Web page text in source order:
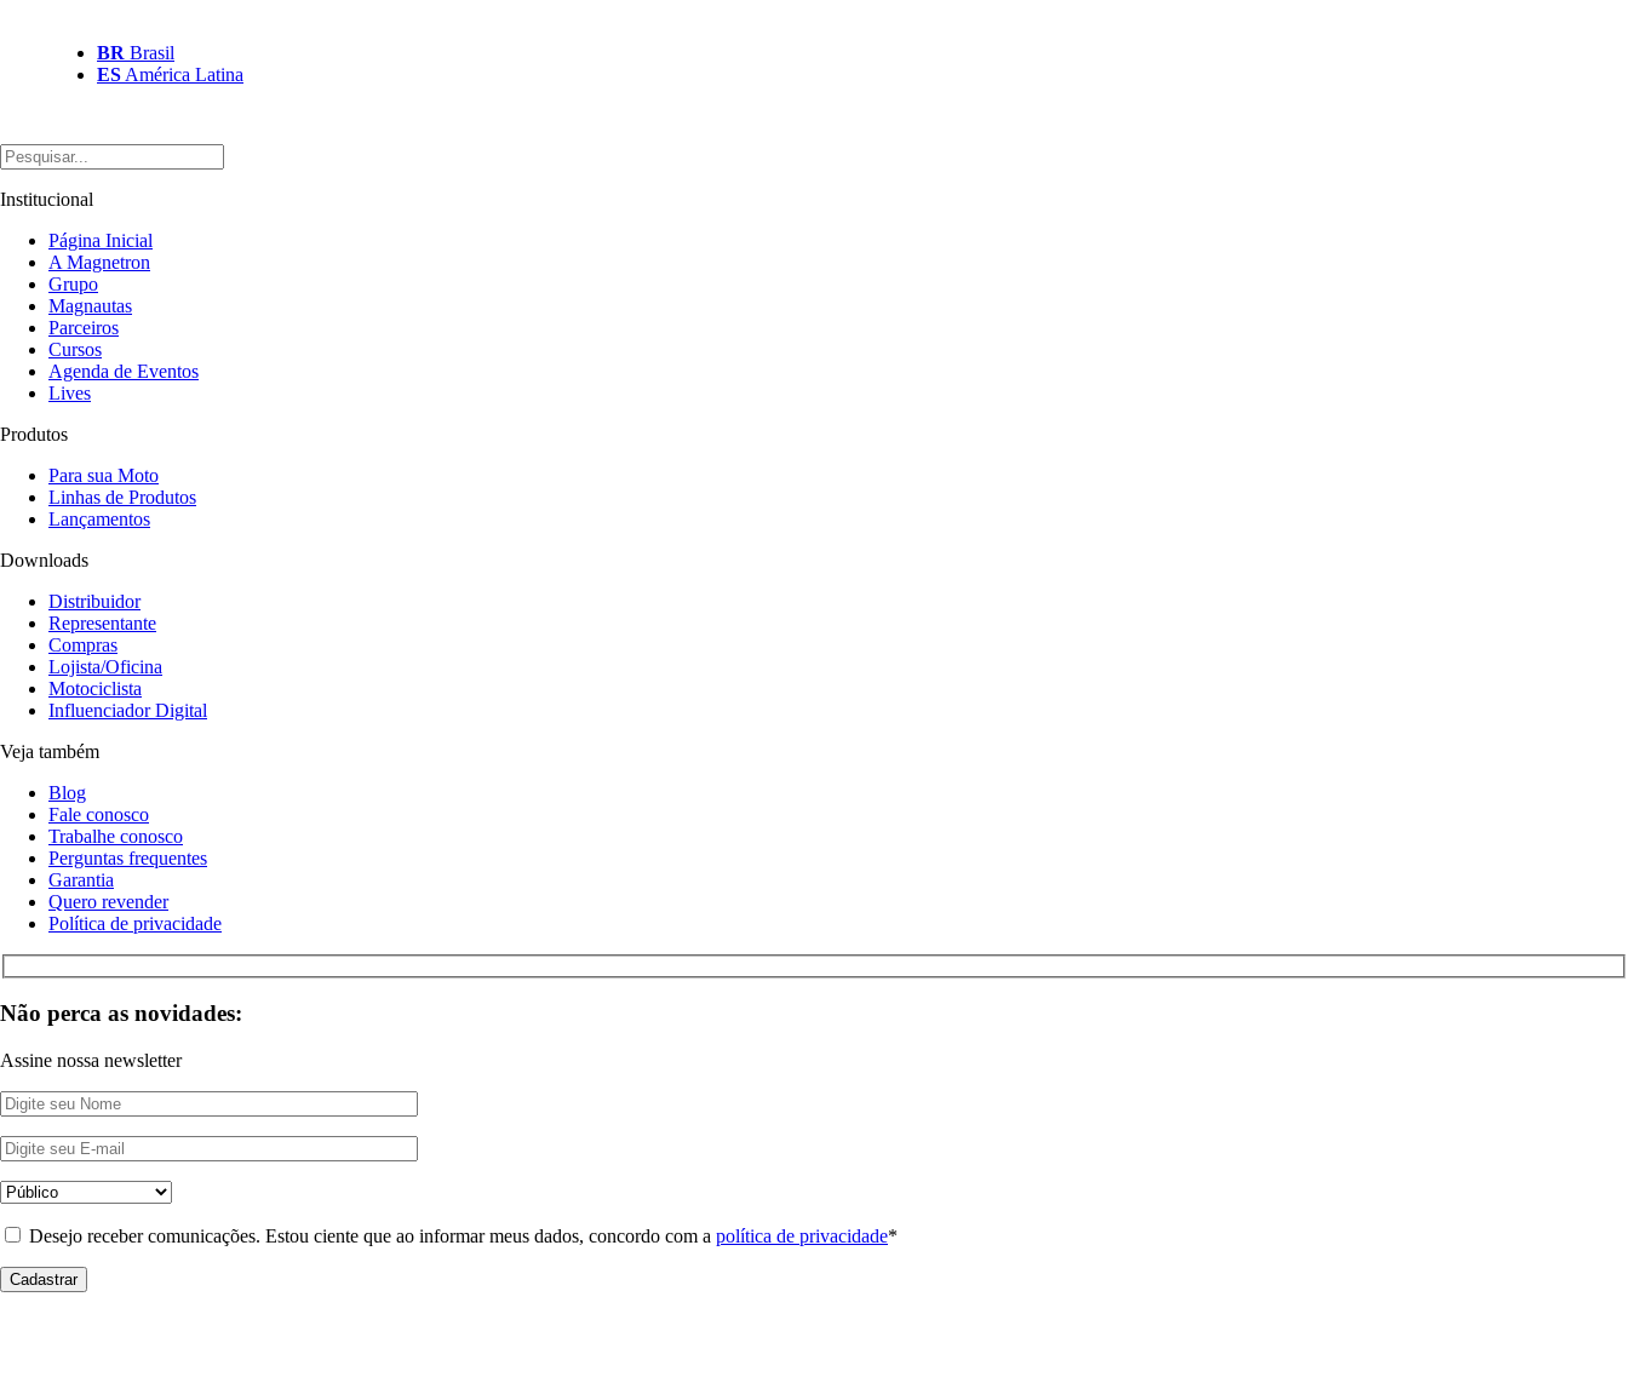
BR Brasil
ES América Latina
Institucional
Página Inicial
A Magnetron
Grupo
Magnautas
Parceiros
Cursos
Agenda de Eventos
Lives
Produtos
Para sua Moto
Linhas de Produtos
Lançamentos
Downloads
Distribuidor
Representante
Compras
Lojista/Oficina
Motociclista
Influenciador Digital
Veja também
Blog
Fale conosco
Trabalhe conosco
Perguntas frequentes
Garantia
Quero revender
Política de privacidade
Não perca as novidades:
Assine nossa newsletter
Desejo receber comunicações. Estou ciente que ao informar meus dados, concordo com a política de privacidade*